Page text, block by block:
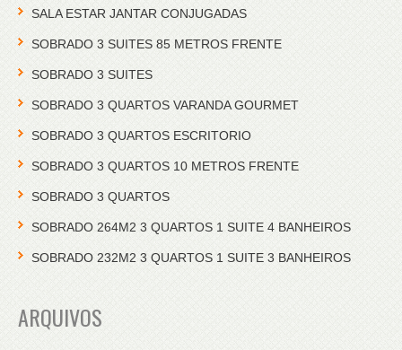
SALA ESTAR JANTAR CONJUGADAS
SOBRADO 3 SUITES 85 METROS FRENTE
SOBRADO 3 SUITES
SOBRADO 3 QUARTOS VARANDA GOURMET
SOBRADO 3 QUARTOS ESCRITORIO
SOBRADO 3 QUARTOS 10 METROS FRENTE
SOBRADO 3 QUARTOS
SOBRADO 264M2 3 QUARTOS 1 SUITE 4 BANHEIROS
SOBRADO 232M2 3 QUARTOS 1 SUITE 3 BANHEIROS
ARQUIVOS